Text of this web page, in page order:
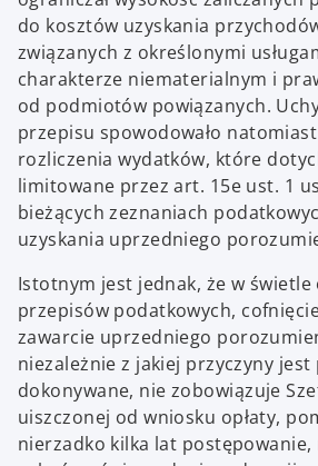
do kosztów uzyskania
związanych z określonymi
charakterze niematerialnym i
od podmiotów powiązanych.
przepisu spowodowało
rozliczenia wydatków, które
limitowane przez art. 15e ust. 1
bieżących zeznaniach
uzyskania uprzedniego
Istotnym jest jednak, że w świetle
przepisów podatkowych,
zawarcie uprzedniego
niezależnie z jakiej przyczyny
dokonywane, nie zobowiązuje
uiszczonej od wniosku opłaty,
nierzadko kilka lat postępowanie,